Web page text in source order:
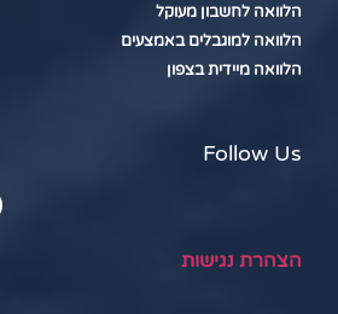
הלוואה לחשבון מעוקל
הלוואה למוגבלים באמצעים
הלוואה מיידית בצפון
Follow Us
הצהרת נגישות